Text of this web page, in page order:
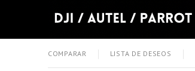
COMPARAR LISTA DE DESEOS